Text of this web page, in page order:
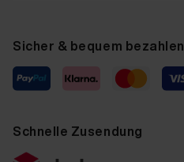
Sicher & bequem bezahlen
Schnelle Zusendung